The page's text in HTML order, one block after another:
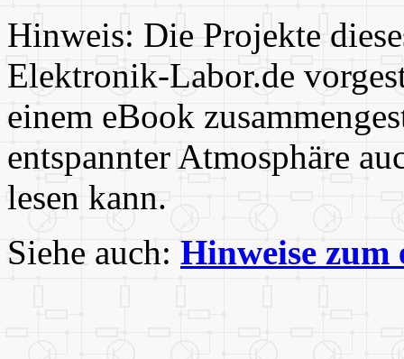
Hinweis: Die Projekte
Elektronik-Labor.de
einem eBook
entspannter Atmosphäre
lesen kann.
Siehe auch: Hinweise